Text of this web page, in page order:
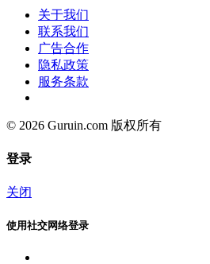
关于我们
联系我们
广告合作
隐私政策
服务条款
© 2026 Guruin.com 版权所有
登录
关闭
使用社交网络登录